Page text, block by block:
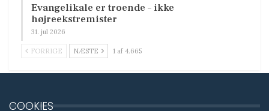
Evangelikale er troende – ikke
højreekstremister
31. jul 2026
FORRIGE NÆSTE 1 af 4.665
COOKIES